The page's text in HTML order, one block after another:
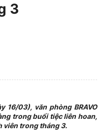
3
16/03), văn phòng BRAVO
trong buổi tiệc liên hoan,
viên trong tháng 3.